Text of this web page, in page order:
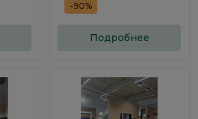
-90%
Подробнее